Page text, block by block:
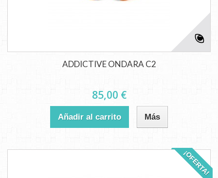
ADDICTIVE ONDARA C2
85,00 €
Añadir al carrito Más
¡OFERTA!